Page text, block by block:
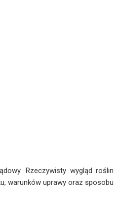
Rzeczywisty wygląd roślin
warunków uprawy oraz sposobu